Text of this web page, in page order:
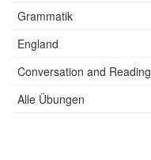
Grammatik
England
Conversation and Reading
Alle Übungen